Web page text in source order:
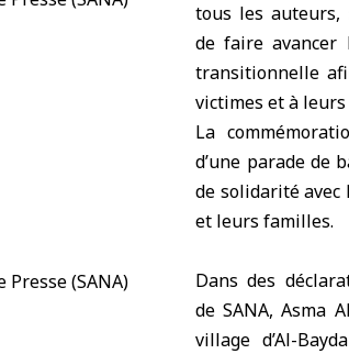
tous les auteurs,
de faire avancer
transitionnelle
victimes et à
La
d’une parade de
de solidarité avec
et leurs familles.
Dans des
de SANA, Asma
village d’Al-